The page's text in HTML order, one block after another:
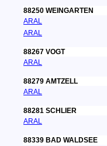
88250 WEINGARTEN
ARAL
ARAL
88267 VOGT
ARAL
88279 AMTZELL
ARAL
88281 SCHLIER
ARAL
88339 BAD WALDSEE